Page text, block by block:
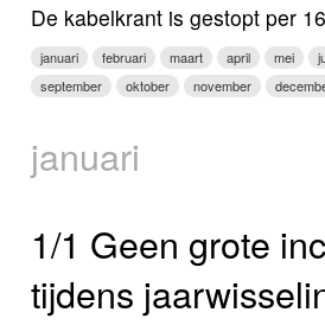
Foto's
Webcam
Info
De kabelkrant is gestopt per
januari februari maart april mei
september
oktober november
januari
1/1 Geen grote
tijdens